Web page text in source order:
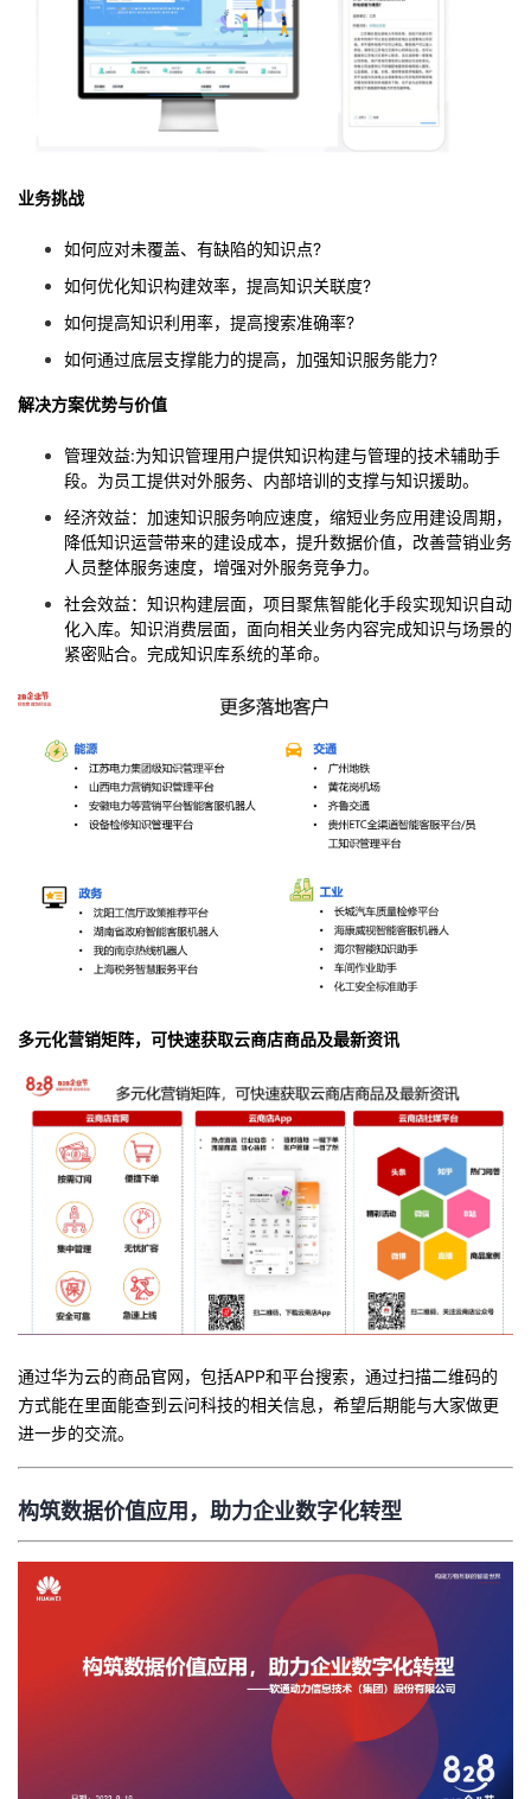
业务挑战
如何应对未覆盖、有缺陷的知识点?
如何优化知识构建效率，提高知识关联度?
如何提高知识利用率，提高搜索准确率?
如何通过底层支撑能力的提高，加强知识服务能力?
解决方案优势与价值
管理效益:为知识管理用户提供知识构建与管理的技术辅助手
段。为员工提供对外服务、内部培训的支撑与知识援助。
经济效益：加速知识服务响应速度，缩短业务应用建设周期，
降低知识运营带来的建设成本，提升数据价值，改善营销业务
人员整体服务速度，增强对外服务竞争力。
社会效益：知识构建层面，项目聚焦智能化手段实现知识自动
化入库。知识消费层面，面向相关业务内容完成知识与场景的
紧密贴合。完成知识库系统的革命。
多元化营销矩阵，可快速获取云商店商品及最新资讯
通过华为云的商品官网，包括APP和平台搜索，通过扫描二维码的
方式能在里面能查到云问科技的相关信息，希望后期能与大家做更
进一步的交流。
构筑数据价值应用，助力企业数字化转型